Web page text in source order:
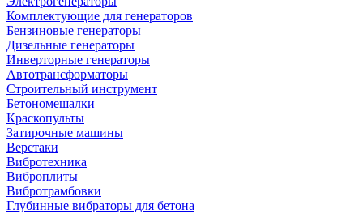
Комплектующие для генераторов
Бензиновые генераторы
Дизельные генераторы
Инверторные генераторы
Автотрансформаторы
Строительный инструмент
Бетономешалки
Краскопульты
Затирочные машины
Верстаки
Вибротехника
Виброплиты
Вибротрамбовки
Глубинные вибраторы для бетона